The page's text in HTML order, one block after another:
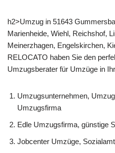
h2>Umzug in 51643
Marienheide, Wiehl, Reichshof,
Meinerzhagen, Engelskirchen,
RELOCATO haben Sie den
Umzugsberater für Umzüge in
Umzugsunternehmen,
Umzugsfirma
Edle Umzugsfirma, günstige
Jobcenter Umzüge,